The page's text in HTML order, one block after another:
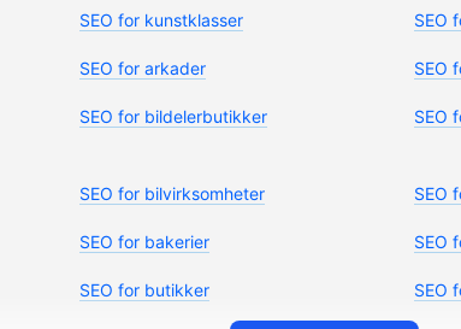
SEO for kunstklasser SEO
SEO for arkader SEO
SEO for bildelerbutikker SEO
SEO for bilvirksomheter SEO
SEO for bakerier SEO
SEO for butikker SEO